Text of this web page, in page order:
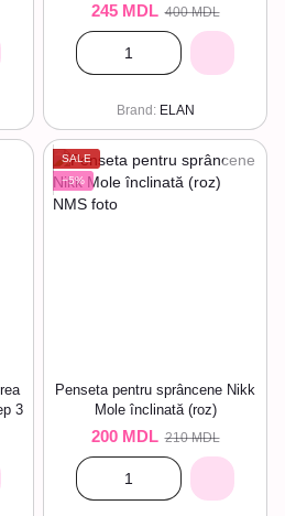
245 MDL 400 MDL
Brand ELAN
3
SALE
−5%
Penseta pentru sprâncene Nikk
Mole înclinată (roz)
200 MDL 210 MDL